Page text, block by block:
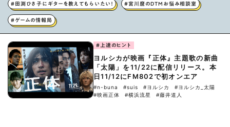
#田渕ひさ子にギターを教えてもらいたい！ #宮川麿のDTMお悩み相談室
#ゲームの情報局
#上達のヒント
ヨルシカが映画『正体』主題歌の新曲
「太陽」を11/22に配信リリース。本
日11/12にFM802で初オンエア
#n-buna #suis #ヨルシカ
#ヨルシカ_太陽
#映画正体
#横浜流星 #藤井道人